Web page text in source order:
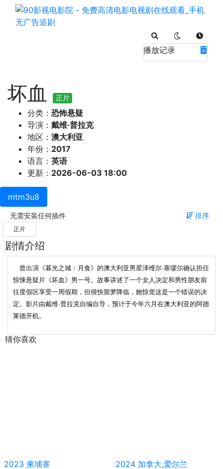
播放记录
坏血 正片
分类： 恐怖悬疑
导演： 戴维·普拉克
地区： 澳大利亚
年份： 2017
语言： 英语
更新： 2026-06-03 18:00
mtm3u8
无需安装任何插件 排序
正片
剧情介绍
曾出演《暮光之城：月食》的澳大利亚男星泽维尔·塞缪尔确认担任
惊悚悬疑片《坏血》男一号。故事讲述了一个女人决定和男性朋友前
往度假区享受一周假期，但很快噩梦降临，她惊觉这是一个错误的决
定。影片由戴维·普拉克自编自导，预计于今年六月在澳大利亚的阿德
莱德开机。
猜你喜欢
2023 柬埔寨
2024 加拿大,爱尔兰